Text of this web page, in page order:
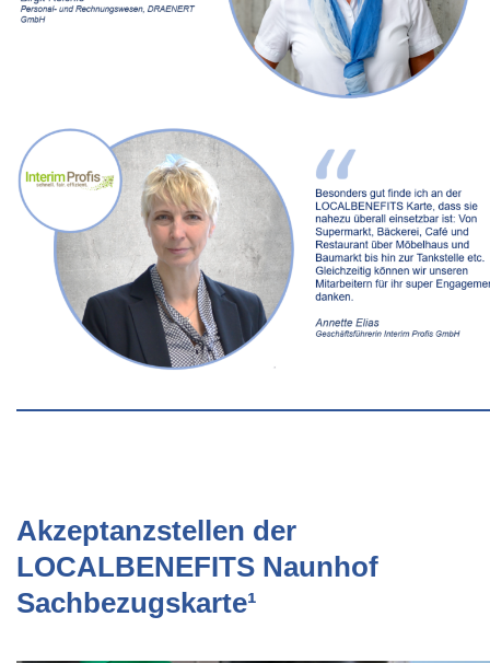
Akzeptanzstellen der
LOCALBENEFITS Naunhof
Sachbezugskarte¹